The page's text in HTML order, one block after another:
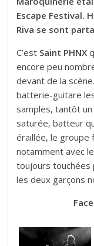
Escape Festival.
Riva se sont
C’est Saint PHNX
encore peu
devant de la
batterie-guitare
samples, tantôt
saturée, batteur
éraillée, le groupe
notamment avec
toujours touchées
les deux garçons